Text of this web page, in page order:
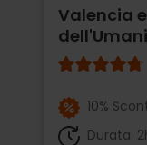
Valencia
10%
Durata: